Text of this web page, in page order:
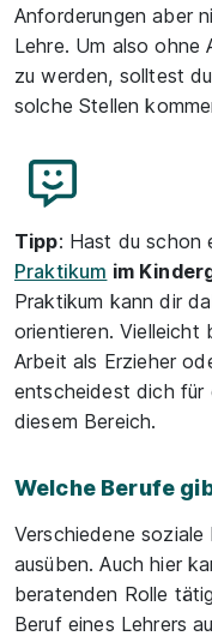
Anforderungen aber
Lehre. Um also ohne
zu werden, solltest
solche Stellen
Tipp: Hast du schon
Praktikum im
Praktikum kann dir
orientieren. Vielleicht
Arbeit als Erzieher
entscheidest dich für
diesem Bereich.
Welche Berufe
Verschiedene
ausüben. Auch hier
beratenden Rolle
Beruf eines Lehrers